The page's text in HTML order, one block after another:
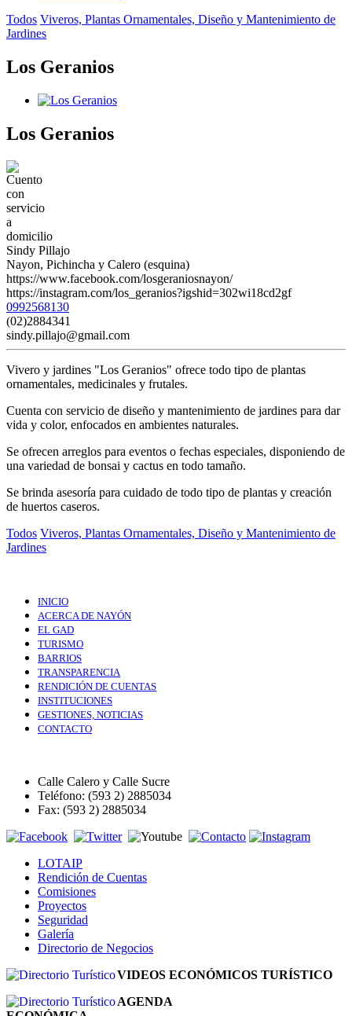
Todos Viveros, Plantas Ornamentales, Diseño y Mantenimiento de
Jardines
Los Geranios
Los Geranios
Sindy Pillajo
Nayon, Pichincha y Calero (esquina)
https://www.facebook.com/losgeraniosnayon/
https://instagram.com/los_geranios?igshid=302wi18cd2gf
0992568130
(02)2884341
sindy.pillajo@gmail.com
Vivero y jardines "Los Geranios" ofrece todo tipo de plantas
ornamentales, medicinales y frutales.
Cuenta con servicio de diseño y mantenimiento de jardines para dar
vida y color, enfocados en ambientes naturales.
Se ofrecen arreglos para eventos o fechas especiales, disponiendo de
una variedad de bonsai y cactus en todo tamaño.
Se brinda asesoría para cuidado de todo tipo de plantas y creación
de huertos caseros.
Todos Viveros, Plantas Ornamentales, Diseño y Mantenimiento de
Jardines
INICIO
ACERCA DE NAYÓN
EL GAD
TURISMO
BARRIOS
TRANSPARENCIA
RENDICIÓN DE CUENTAS
INSTITUCIONES
GESTIONES, NOTICIAS
CONTACTO
Calle Calero y Calle Sucre
Teléfono: (593 2) 2885034
Fax: (593 2) 2885034
LOTAIP
Rendición de Cuentas
Comisiones
Proyectos
Seguridad
Galería
Directorio de Negocios
VIDEOS ECONÓMICOS TURÍSTICO
AGENDA